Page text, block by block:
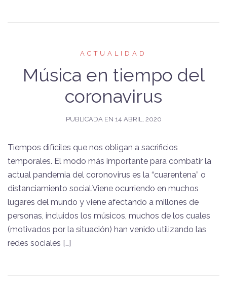
ACTUALIDAD
Música en tiempo del
coronavirus
PUBLICADA EN 14 ABRIL, 2020
Tiempos difíciles que nos obligan a sacrificios
temporales. El modo más importante para combatir la
actual pandemia del coronovirus es la “cuarentena” o
distanciamiento social.Viene ocurriendo en muchos
lugares del mundo y viene afectando a millones de
personas, incluidos los músicos, muchos de los cuales
(motivados por la situación) han venido utilizando las
redes sociales […]